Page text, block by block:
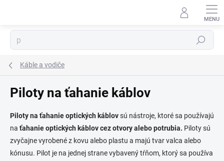
Hľadať
Káble a vodiče
Piloty na ťahanie káblov
Piloty na ťahanie optických káblovsú nástroje, ktoré sa používajú
na ťahanie optických káblov cez otvory alebo potrubia. Piloty sú
zvyčajne vyrobené z kovu alebo plastu a majú tvar valca alebo
kónusu. Pilot je na jednej strane vybavený tŕňom, ktorý sa používa
⬇